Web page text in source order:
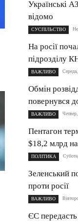
Українські
відомо
СУСПІЛЬСТВО
На росії
підрозділу
ВАЖЛИВО
Обмін
повернувся
ВАЖЛИВО
Пентагон
$18,2 млрд
ПОЛІТИКА
Зеленський
проти росії
ВАЖЛИВО
ЄС передасть